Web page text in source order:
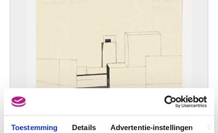
Toestemming Details Advertentie-instellingen